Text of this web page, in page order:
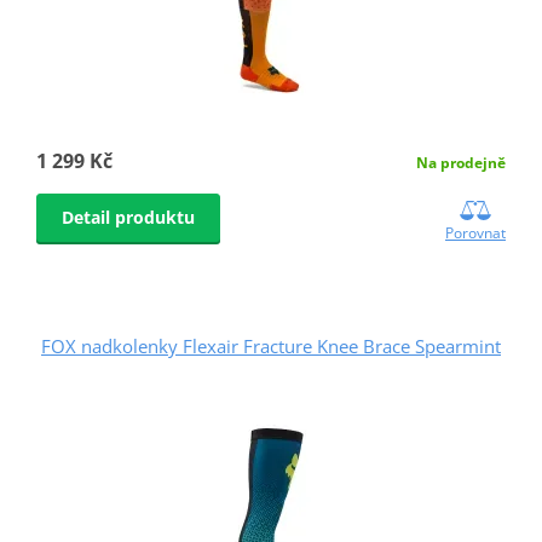
1 299 Kč Na prodejně
Detail produktu
Porovnat
FOX nadkolenky Flexair Fracture Knee Brace Spearmint